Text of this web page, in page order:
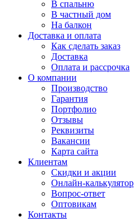
В спальню
В частный дом
На балкон
Доставка и оплата
Как сделать заказ
Доставка
Оплата и рассрочка
О компании
Производство
Гарантия
Портфолио
Отзывы
Реквизиты
Вакансии
Карта сайта
Клиентам
Скидки и акции
Онлайн-калькулятор
Вопрос-ответ
Оптовикам
Контакты